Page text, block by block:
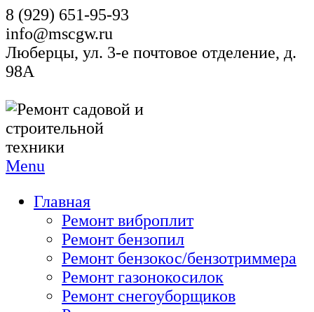
8 (929) 651-95-93
info@mscgw.ru
Люберцы, ул. 3-е почтовое отделение, д.
98А
Menu
Главная
Ремонт виброплит
Ремонт бензопил
Ремонт бензокос/бензотриммера
Ремонт газонокосилок
Ремонт снегоуборщиков